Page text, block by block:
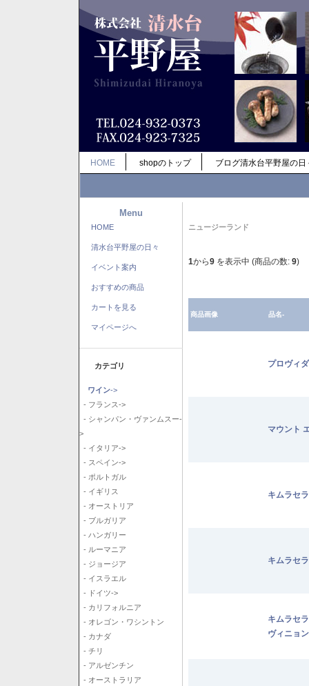
HOME shopのトップ ブログ清水台平野屋の日
Menu
HOME
清水台平野屋の日々
イベント案内
おすすめの商品
カートを見る
マイページへ
カテゴリ
ワイン->
- フランス->
- シャンパン・ヴァンムスー-
>
- イタリア->
- スペイン->
- ポルトガル
- イギリス
- オーストリア
- ブルガリア
- ハンガリー
- ルーマニア
- ジョージア
- イスラエル
- ドイツ->
- カリフォルニア
- オレゴン・ワシントン
- カナダ
- チリ
- アルゼンチン
- オーストラリア
ニュージーランド
1から9 を表示中 (商品の数: 9)
商品画像 品名-
プロヴィ
マウント
キムラセ
キムラセ
キムラセ
ヴィニョ